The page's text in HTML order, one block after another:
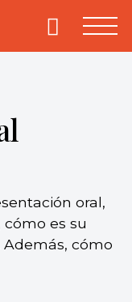
Primary
oral,
es su
cómo